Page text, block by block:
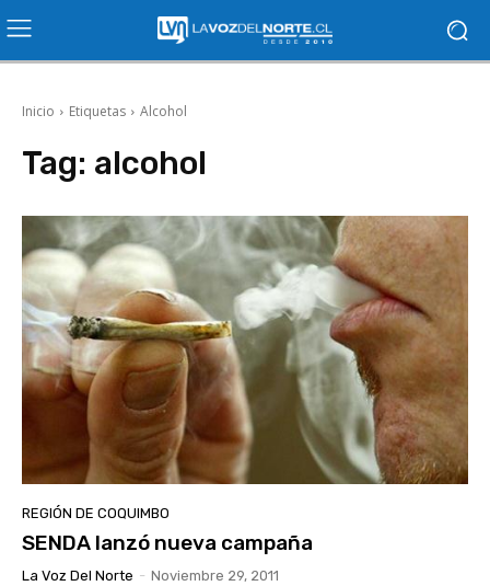
Inicio Etiquetas Alcohol
Tag: alcohol
REGIÓN DE COQUIMBO
SENDA lanzó nueva campaña
La Voz Del Norte - Noviembre 29, 2011